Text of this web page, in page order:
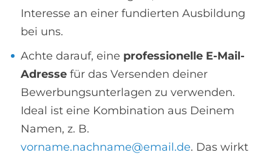
Interesse an einer fundierten Ausbildung
bei uns.
Achte darauf, eine professionelle E-Mail-
Adresse für das Versenden deiner
Bewerbungsunterlagen zu verwenden.
Ideal ist eine Kombination aus Deinem
Namen, z. B.
vorname.nachname@email.de. Das wirkt